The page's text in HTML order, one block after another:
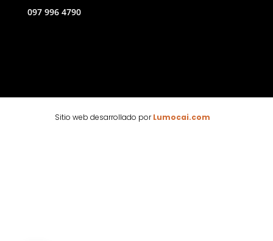
097 996 4790
Sitio web desarrollado por Lumocai.com